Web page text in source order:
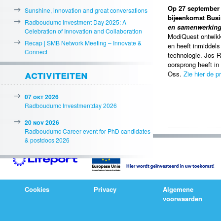
inhoud
inhoud
Op 27
bijeenkomst
en
ModiQuest
en heeft
technologie. Jos
oorsprong heeft
Oss. Zie hier de
Sunshine, innovation and great conversations
Radboudumc Investment Day 2025: A
Celebration of Innovation and Collaboration
Recap | SMB Network Meeting – Innovate &
Connect
activiteiten
07 okt 2026
Radboudumc Investmentday 2026
20 nov 2026
Radboudumc Career event for PhD candidates
& postdocs 2026
Cookies Privacy
Algemene
voorwaarden